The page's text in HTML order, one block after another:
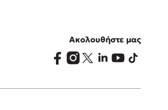
Ακολουθήστε μας